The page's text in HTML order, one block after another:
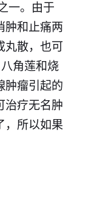
一。由于
肿和止痛两
丸散，也可
角莲和烧
肿瘤引起的
治疗无名肿
，所以如果